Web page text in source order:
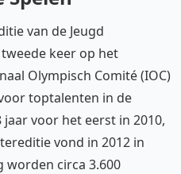
van de Jeugd
keer op het
Olympisch Comité (IOC)
toptalenten in de
voor het eerst in 2010,
vond in 2012 in
worden circa 3.600